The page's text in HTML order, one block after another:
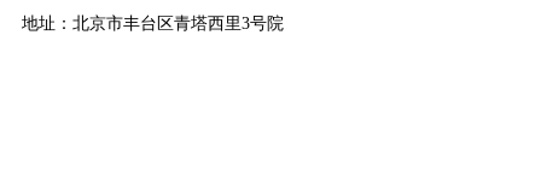
地址：北京市丰台区青塔西里3号院